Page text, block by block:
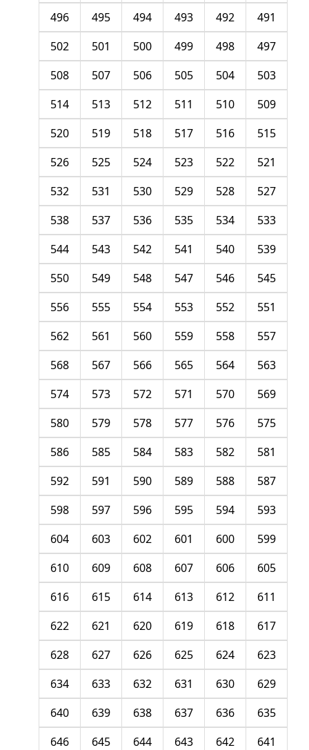
491
492
493
494
495
496
497
498
499
500
501
502
503
504
505
506
507
508
509
510
511
512
513
514
515
516
517
518
519
520
521
522
523
524
525
526
527
528
529
530
531
532
533
534
535
536
537
538
539
540
541
542
543
544
545
546
547
548
549
550
551
552
553
554
555
556
557
558
559
560
561
562
563
564
565
566
567
568
569
570
571
572
573
574
575
576
577
578
579
580
581
582
583
584
585
586
587
588
589
590
591
592
593
594
595
596
597
598
599
600
601
602
603
604
605
606
607
608
609
610
611
612
613
614
615
616
617
618
619
620
621
622
623
624
625
626
627
628
629
630
631
632
633
634
635
636
637
638
639
640
641
642
643
644
645
646